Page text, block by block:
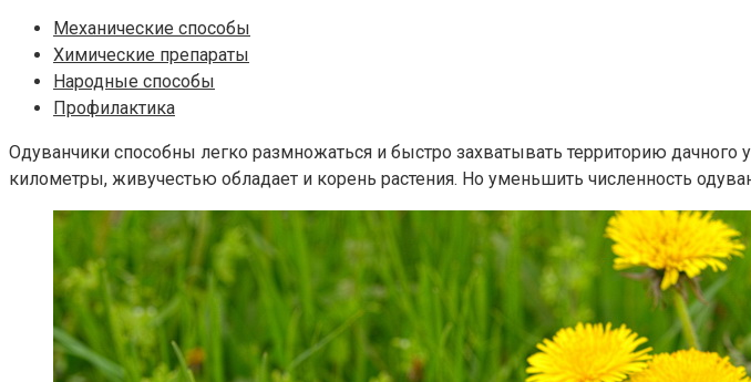
Механические способы
Химические препараты
Народные способы
Профилактика
Одуванчики способны легко размножаться и быстро захватывать территорию дачного
километры, живучестью обладает и корень растения. Но уменьшить численность